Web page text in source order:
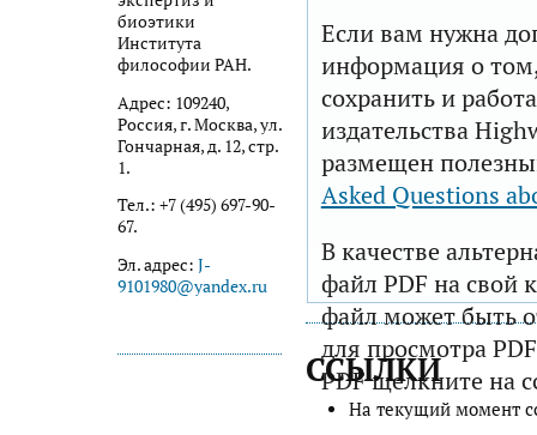
биоэтики
Института
философии РАН.
Адрес: 109240,
Россия, г. Москва, ул.
Гончарная, д. 12, стр.
1.
Тел.: +7 (495) 697-90-
67.
Эл. адрес: J-
9101980@yandex.ru
Если вам нужна
информация о том,
сохранить и
издательства
размещен
Asked Questions
В качестве
файл PDF на свой
файл может быть
для просмотра
PDF щелкните на
ССЫЛКИ
На текущий момент